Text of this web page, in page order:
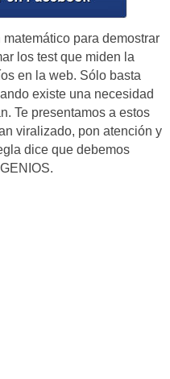
para demostrar
los test que miden la
en la web. Sólo basta
existe una necesidad
Te presentamos a estos
viralizado, pon atención y
dice que debemos